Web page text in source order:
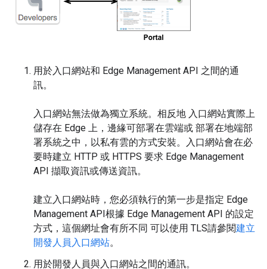
用於入口網站和 Edge Management API 之間的通
訊。
入口網站無法做為獨立系統。相反地 入口網站實際上
儲存在 Edge 上，邊緣可部署在雲端或 部署在地端部
署系統之中，以私有雲的方式安裝。入口網站會在必
要時建立 HTTP 或 HTTPS 要求 Edge Management
API 擷取資訊或傳送資訊。
建立入口網站時，您必須執行的第一步是指定 Edge
Management API根據 Edge Management API 的設定
方式，這個網址會有所不同 可以使用 TLS請參閱建立
開發人員入口網站。
用於開發人員與入口網站之間的通訊。